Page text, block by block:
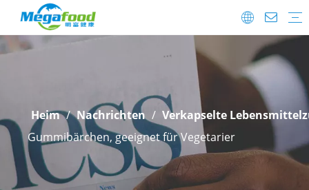
Heim / Nachrichten / Verkapselte
Gummibärchen, geeignet für Vegetarier